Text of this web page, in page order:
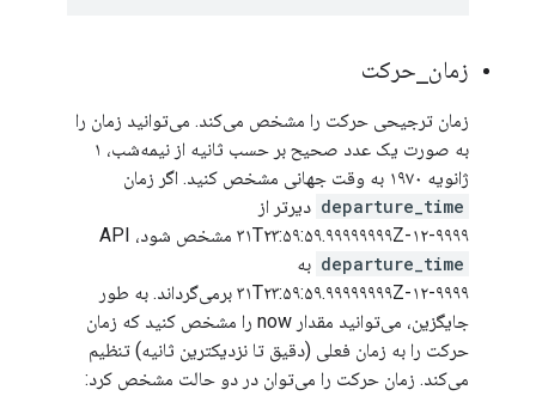
زمان حرکت
زمان ترجیحی حرکت را مشخص می‌کند. می‌توانید زمان را
به صورت یک عدد صحیح بر حسب ثانیه از نیمه‌شب، ۱
ژانویه ۱۹۷۰ به وقت جهانی مشخص کنید. اگر زمان
departure_time دیرتر از
۹۹۹۹-۱۲-۳۱T۲۳:۵۹:۵۹.۹۹۹۹۹۹۹۹Z مشخص شود، API
departure_time به
۹۹۹۹-۱۲-۳۱T۲۳:۵۹:۵۹.۹۹۹۹۹۹۹۹Z برمی‌گرداند. به طور
جایگزین، می‌توانید مقدار now را مشخص کنید که زمان
حرکت را به زمان فعلی (دقیق تا نزدیکترین ثانیه) تنظیم
می‌کند. زمان حرکت را می‌توان در دو حالت مشخص کرد: